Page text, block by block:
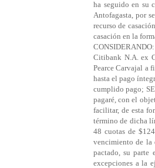
ha seguido en su
Antofagasta, por
recurso de
casación en la
Citibank N.A. ex
Pearce Carvajal a
hasta el pago
cumplido pago;
pagaré, con el
facilitar, de esta
término de dicha
48 cuotas de
vencimiento de la
pactado, su parte
excepciones a la